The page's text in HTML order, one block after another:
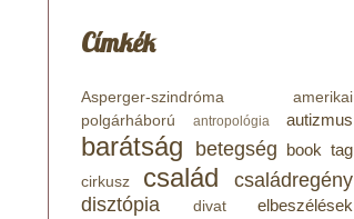
Címkék
Asperger-szindróma
amerikai
polgárháború
antropológia autizmus
barátság betegség book tag
cirkusz család
családregény
disztópia
divat elbeszélések